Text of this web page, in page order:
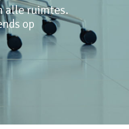
alle ruimtes.
op